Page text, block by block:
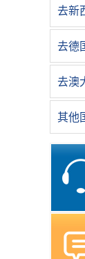
去新
去德
去澳
其他